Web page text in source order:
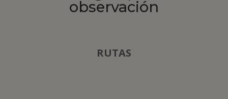
observación
RUTAS